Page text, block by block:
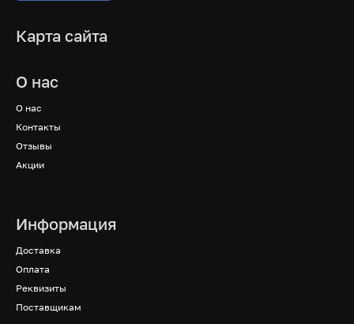
Карта сайта
О нас
О нас
Контакты
Отзывы
Акции
Информация
Доставка
Оплата
Реквизиты
Поставщикам